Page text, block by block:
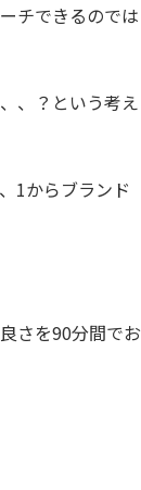
チできるのでは
、？という考え
1からブランド
さを90分間でお